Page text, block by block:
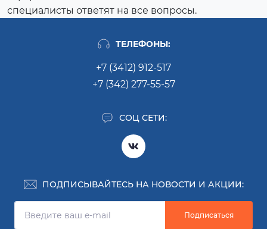
специалисты ответят на все вопросы.
ТЕЛЕФОНЫ:
+7 (3412) 912-517
+7 (342) 277-55-57
СОЦ СЕТИ:
ПОДПИСЫВАЙТЕСЬ НА НОВОСТИ И АКЦИИ:
Подписаться